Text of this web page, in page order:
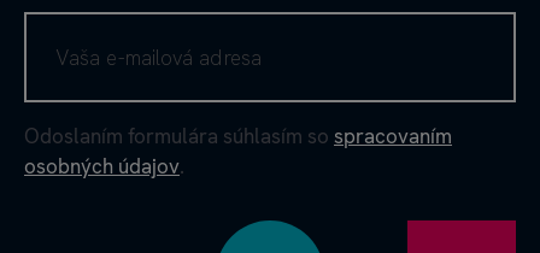
Odoslaním formulára súhlasím so spracovaním
osobných údajov.